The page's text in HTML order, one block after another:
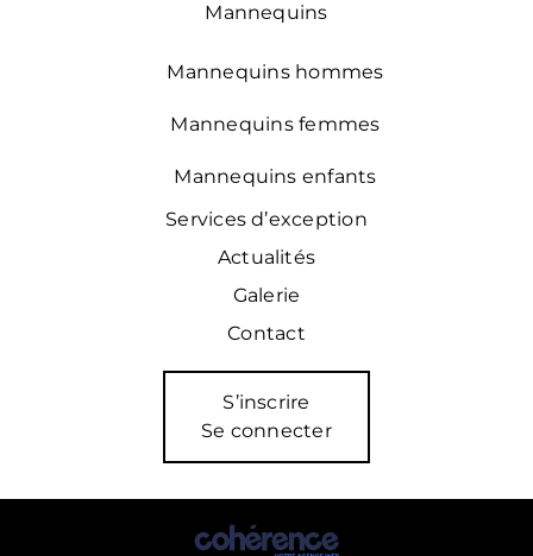
Mannequins
Mannequins hommes
Mannequins femmes
Mannequins enfants
Services d’exception
Actualités
Galerie
Contact
S’inscrire
Se connecter